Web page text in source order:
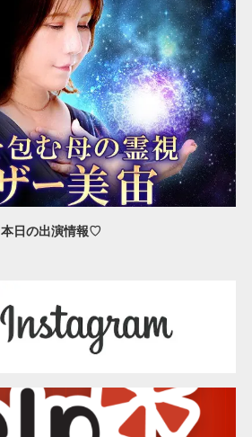
本日の出演情報♡